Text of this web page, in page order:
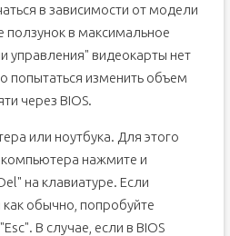
в зависимости от модели
ползунок в максимальное
управления" видеокарты нет
изменить объем
через BIOS.
или ноутбука. Для этого
нажмите и
на клавиатуре. Если
обычно, попробуйте
В случае, если в BIOS